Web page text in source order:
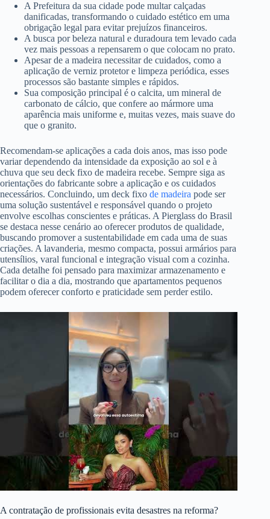
A Prefeitura da sua cidade pode multar calçadas
danificadas, transformando o cuidado estético em uma
obrigação legal para evitar prejuízos financeiros.
A busca por beleza natural e duradoura tem levado cada
vez mais pessoas a repensarem o que colocam no prato.
Apesar de a madeira necessitar de cuidados, como a
aplicação de verniz protetor e limpeza periódica, esses
processos são bastante simples e rápidos.
Sua composição principal é o calcita, um mineral de
carbonato de cálcio, que confere ao mármore uma
aparência mais uniforme e, muitas vezes, mais suave do
que o granito.
Recomendam-se aplicações a cada dois anos, mas isso pode
variar dependendo da intensidade da exposição ao sol e à
chuva que seu deck fixo de madeira recebe. Sempre siga as
orientações do fabricante sobre a aplicação e os cuidados
necessários. Concluindo, um deck fixo de madeira pode ser
uma solução sustentável e responsável quando o projeto
envolve escolhas conscientes e práticas. A Pierglass do Brasil
se destaca nesse cenário ao oferecer produtos de qualidade,
buscando promover a sustentabilidade em cada uma de suas
criações. A lavanderia, mesmo compacta, possui armários para
utensílios, varal funcional e integração visual com a cozinha.
Cada detalhe foi pensado para maximizar armazenamento e
facilitar o dia a dia, mostrando que apartamentos pequenos
podem oferecer conforto e praticidade sem perder estilo.
A contratação de profissionais evita desastres na reforma?